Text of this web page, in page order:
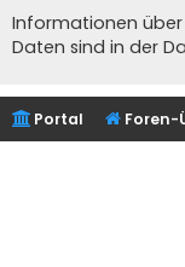
Informationen
Daten sind in der
Portal Foren-